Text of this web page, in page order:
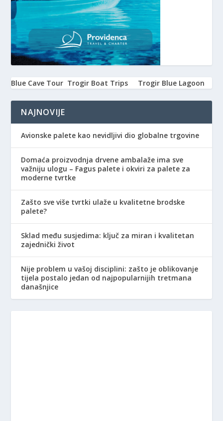
Blue Cave Tour Trogir Boat Trips Trogir Blue Lagoon
NAJNOVIJE
Avionske palete kao nevidljivi dio globalne trgovine
Domaća proizvodnja drvene ambalaže ima sve
važniju ulogu – Fagus palete i okviri za palete za
moderne tvrtke
Zašto sve više tvrtki ulaže u kvalitetne brodske
palete?
Sklad među susjedima: ključ za miran i kvalitetan
zajednički život
Nije problem u vašoj disciplini: zašto je oblikovanje
tijela postalo jedan od najpopularnijih tretmana
današnjice